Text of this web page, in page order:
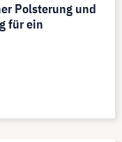
Polsterung und
für ein